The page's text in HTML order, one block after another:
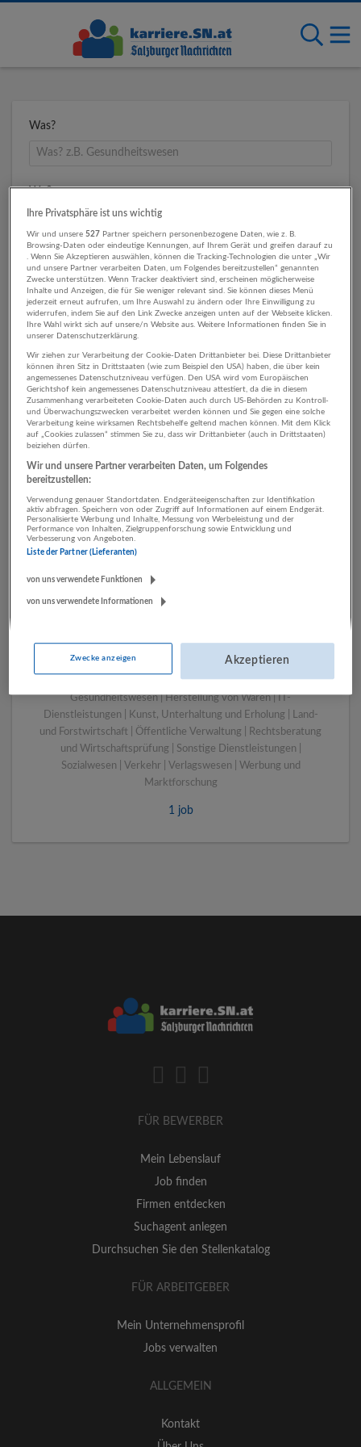
Was?
Wo?
Umkreis
1 Technik, Ingenieurwesen
Werbung und Marktforschung
Unternehmen
Bergheim bei Salzburg
Bau | Beherbergung und Gastronomie | Einzelhandel |
Energieversorgung | Finanz- und Versicherungsleistungen |
Gesundheitswesen | Herstellung von Waren | IT-
Dienstleistungen | Kunst, Unterhaltung und Erholung | Land-
und Forstwirtschaft | Öffentliche Verwaltung | Rechtsberatung
und Wirtschaftsprüfung | Sonstige Dienstleistungen |
Sozialwesen | Verkehr | Verlagswesen | Werbung und
Marktforschung
1 job
FÜR BEWERBER
Mein Lebenslauf
Job finden
Firmen entdecken
Suchagent anlegen
Durchsuchen Sie den Stellenkatalog
FÜR ARBEITGEBER
Mein Unternehmensprofil
Jobs verwalten
ALLGEMEIN
Kontakt
Ihre Privatsphäre ist uns wichtig
Wir und unsere527 Partner speichern personenbezogene Daten, wie z. B.
Browsing-Daten oder eindeutige Kennungen, auf Ihrem Gerät und greifen darauf zu
. Wenn Sie Akzeptieren auswählen, können die Tracking-Technologien die unter „Wir
und unsere Partner verarbeiten Daten, um Folgendes bereitzustellen“ genannten
Zwecke unterstützen. Wenn Tracker deaktiviert sind, erscheinen möglicherweise
Inhalte und Anzeigen, die für Sie weniger relevant sind. Sie können dieses Menü
jederzeit erneut aufrufen, um Ihre Auswahl zu ändern oder Ihre Einwilligung zu
widerrufen, indem Sie auf den Link Zwecke anzeigen unten auf der Webseite klicken.
Ihre Wahl wirkt sich auf unsere/n Website aus. Weitere Informationen finden Sie in
unserer Datenschutzerklärung.
Wir ziehen zur Verarbeitung der Cookie-Daten Drittanbieter bei. Diese Drittanbieter
können ihren Sitz in Drittstaaten (wie zum Beispiel den USA) haben, die über kein
angemessenes Datenschutzniveau verfügen. Den USA wird vom Europäischen
Gerichtshof kein angemessenes Datenschutzniveau attestiert, da die in diesem
Zusammenhang verarbeiteten Cookie-Daten auch durch US-Behörden zu Kontroll-
und Überwachungszwecken verarbeitet werden können und Sie gegen eine solche
Verarbeitung keine wirksamen Rechtsbehelfe geltend machen können. Mit dem Klick
auf „Cookies zulassen“ stimmen Sie zu, dass wir Drittanbieter (auch in Drittstaaten)
beiziehen dürfen.
Wir und unsere Partner verarbeiten Daten, um Folgendes
bereitzustellen:
Verwendung genauer Standortdaten. Endgeräteeigenschaften zur Identifikation
aktiv abfragen. Speichern von oder Zugriff auf Informationen auf einem Endgerät.
Personalisierte Werbung und Inhalte, Messung von Werbeleistung und der
Performance von Inhalten, Zielgruppenforschung sowie Entwicklung und
Verbesserung von Angeboten.
Liste der Partner (Lieferanten)
von uns verwendete Funktionen
von uns verwendete Informationen
Zwecke anzeigen Akzeptieren